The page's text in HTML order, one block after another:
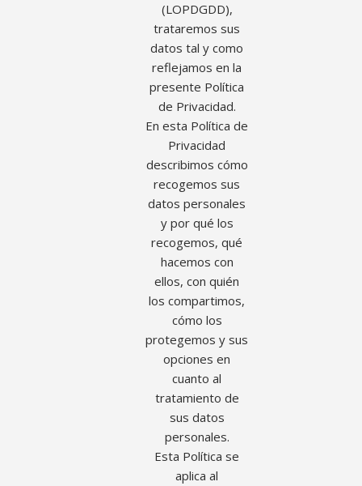
(LOPDGDD),
trataremos sus
datos tal y como
reflejamos en la
presente Política
de Privacidad.
En esta Política de
Privacidad
describimos cómo
recogemos sus
datos personales
y por qué los
recogemos, qué
hacemos con
ellos, con quién
los compartimos,
cómo los
protegemos y sus
opciones en
cuanto al
tratamiento de
sus datos
personales.
Esta Política se
aplica al